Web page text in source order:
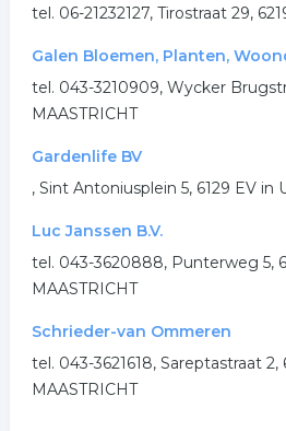
bloemstukken
.
tel. 06-21232127, Tirostraat 29,
Galen Bloemen, Planten,
tel. 043-3210909, Wycker
MAASTRICHT
Gardenlife BV
, Sint Antoniusplein 5, 6129 EV in
Luc Janssen B.V.
tel. 043-3620888, Punterweg 5,
MAASTRICHT
Schrieder-van Ommeren
tel. 043-3621618, Sareptastraat 2,
MAASTRICHT